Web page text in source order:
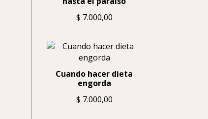
$ 7.000,00
Cuando hacer dieta
engorda
$ 7.000,00